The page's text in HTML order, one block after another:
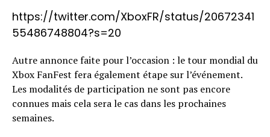
https://twitter.com/XboxFR/status/20672341
55486748804?s=20
Autre annonce faite pour l’occasion : le tour mondial du
Xbox FanFest fera également étape sur l’événement.
Les modalités de participation ne sont pas encore
connues mais cela sera le cas dans les prochaines
semaines.